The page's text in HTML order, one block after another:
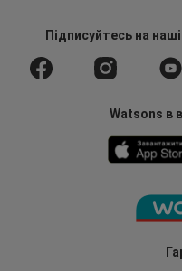
Підписуйтесьна
Watsons в